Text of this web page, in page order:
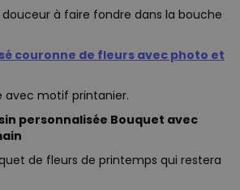
à faire fondre dans la bouche
couronne de fleurs avec photo et
avec motif printanier.
personnalisée Bouquet avec
de fleurs de printemps qui restera